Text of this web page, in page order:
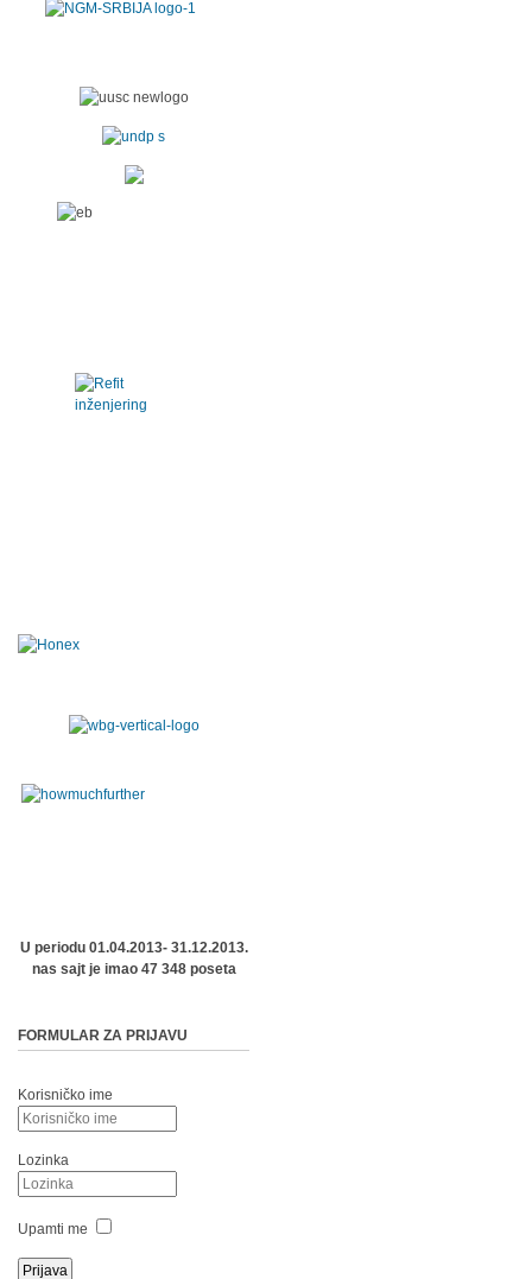
U periodu 01.04.2013- 31.12.2013.
nas sajt je imao 47 348 poseta
FORMULAR ZA PRIJAVU
Korisničko ime
Lozinka
Upamti me